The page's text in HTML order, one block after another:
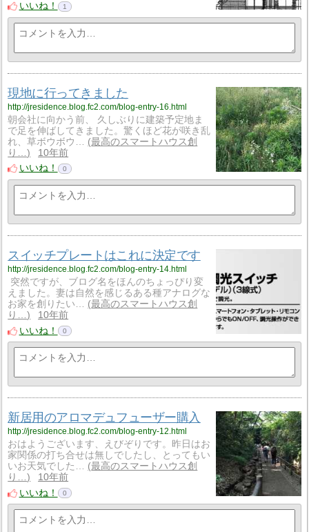
いいね！
1
現地に行ってきました
http://jresidence.blog.fc2.com/blog-entry-16.html
朝会社に向かう前、 久しぶりに建築予定地ま
で足を伸ばしてきました。驚くほど花が咲き乱
れ、草ボウボウ…
最高のスマートハウス創
り…
10年前
いいね！
0
スイッチプレートはこれに決定です
http://jresidence.blog.fc2.com/blog-entry-14.html
突然ですが、ブログ名をほんのちょっぴり変
えました。妻は自然を感じるある種アナログな
お家を創りたい…
最高のスマートハウス創
り…
10年前
いいね！
0
新居用のアロマデュフューザー購入
http://jresidence.blog.fc2.com/blog-entry-12.html
おはようございます、えびぞりです。昨日はお
家関係の打ち合せは無しでしたし、とってもい
いお天気でした…
最高のスマートハウス創
り…
10年前
いいね！
0